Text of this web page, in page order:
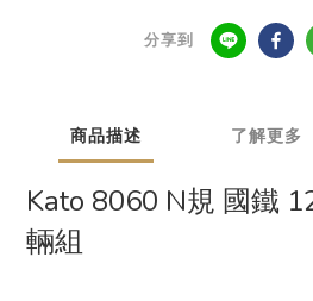
分享到
商品描述 了解更多
Kato 8060 N規 國鐵
輛組